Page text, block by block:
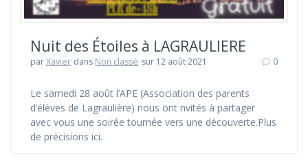
Nuit des Étoiles à LAGRAULIERE
parXavier dans Non classé sur 12 août 2021 0
Le samedi 28 août l’APE (Association des parents
d’élèves de Lagraulière) nous ont nvités à partager
avec vous une soirée tournée vers une découverte.Plus
de précisions ici.